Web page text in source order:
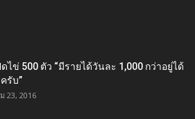
ดไข่ 500 ตัว “มีรายได้วันละ 1,000 กว่าอยู่ได้
รับ”
23, 2016